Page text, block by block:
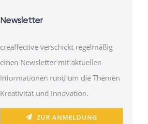
Newsletter
creaffective verschickt regelmäßig
einen Newsletter mit aktuellen
Informationen rund um die Themen
Kreativität und Innovation.
ZUR ANMELDUNG